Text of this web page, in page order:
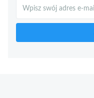
Szukaj